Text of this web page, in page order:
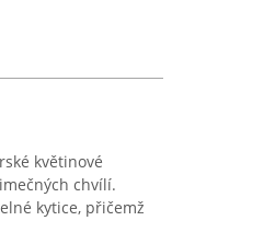
květinové
chvílí.
kytice, přičemž